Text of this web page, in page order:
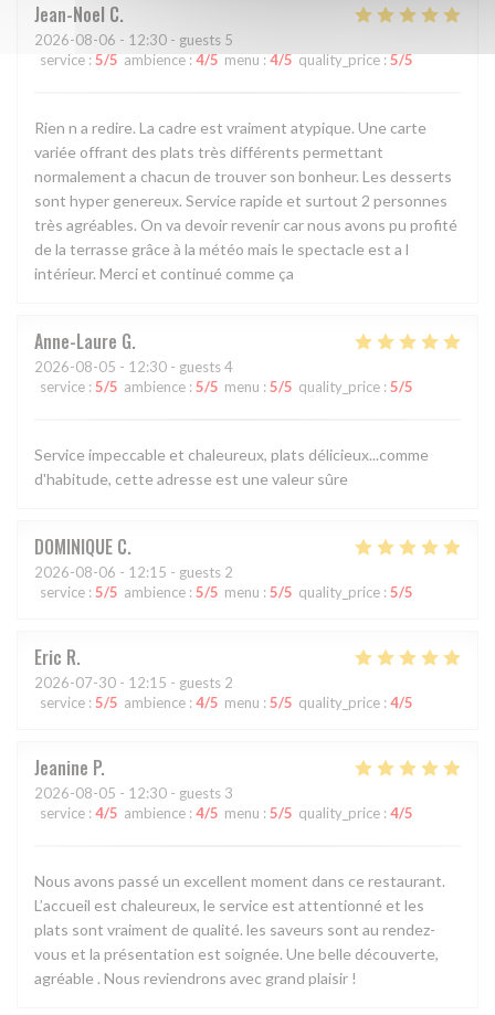
Jean-Noel C
2026-08-06 - 12:30 - guests 5
service : 5/5 ambience : 4/5 menu:4/5 quality_price:5/5
Rien n a redire. La cadre est vraiment atypique. Une carte
variée offrant des plats très différents permettant
normalement a chacun de trouver son bonheur. Les desserts
sont hyper genereux. Service rapide et surtout 2 personnes
très agréables. On va devoir revenir car nous avons pu profité
de la terrasse grâce à la météo mais le spectacle est a l
intérieur. Merci et continué comme ça
Anne-Laure G
2026-08-05 - 12:30 - guests 4
service : 5/5 ambience : 5/5 menu : 5/5 quality_price : 5/5
Service impeccable et chaleureux, plats délicieux...comme
d'habitude, cette adresse est une valeur sûre
DOMINIQUE C
2026-08-06 - 12:15 - guests 2
service : 5/5 ambience : 5/5 menu : 5/5 quality_price : 5/5
Eric R
2026-07-30 - 12:15 - guests 2
service : 5/5 ambience : 4/5 menu : 5/5 quality_price : 4/5
Jeanine P
2026-08-05 - 12:30 - guests 3
service : 4/5 ambience : 4/5 menu : 5/5 quality_price : 4/5
Nous avons passé un excellent moment dans ce restaurant.
L’accueil est chaleureux, le service est attentionné et les
plats sont vraiment de qualité. les saveurs sont au rendez-
vous et la présentation est soignée. Une belle découverte,
agréable . Nous reviendrons avec grand plaisir !